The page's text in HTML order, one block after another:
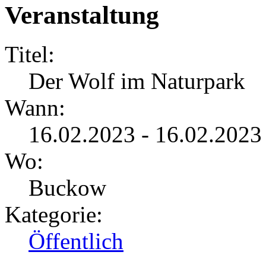
Veranstaltung
Titel:
Der Wolf im Naturpark
Wann:
16.02.2023 -
Wo:
Buckow
Kategorie:
Öffentlich